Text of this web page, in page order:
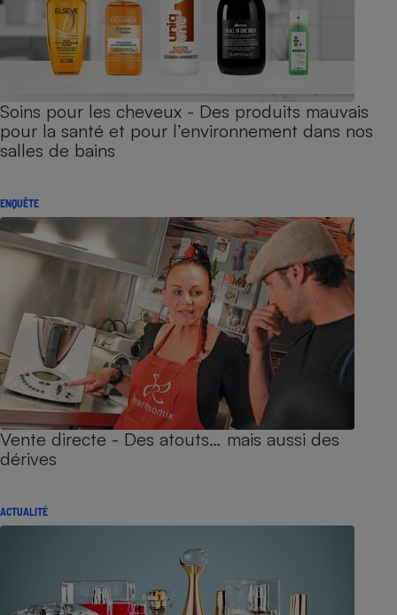
Soins pour les cheveux - Des produits mauvais
pour la santé et pour l’environnement dans nos
salles de bains
ENQUÊTE
Vente directe - Des atouts… mais aussi des
dérives
ACTUALITÉ